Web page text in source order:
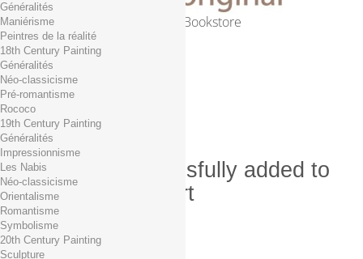
Online Art Bookstore
Cart (empty)
No products
Free shipping!
0,00 € Total
Check out
Product successfully added to
your shopping cart
Quantity
Total
Généralités
Maniérisme
Peintres de la réalité
18th Century Painting
Généralités
Néo-classicisme
Pré-romantisme
Rococo
19th Century Painting
Généralités
Impressionnisme
Les Nabis
Néo-classicisme
Orientalisme
Romantisme
Symbolisme
20th Century Painting
Sculpture